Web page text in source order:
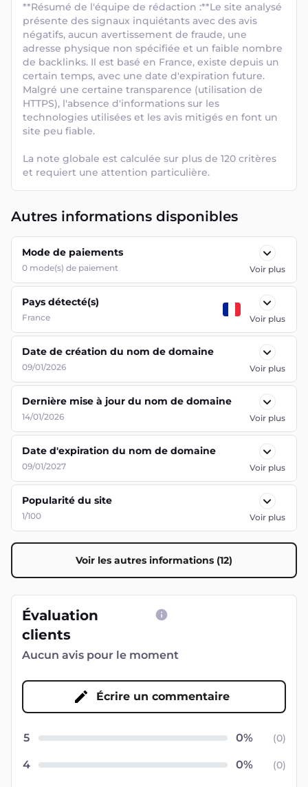
**Résumé de l'équipe de rédaction :**Le site analysé
présente des signaux inquiétants avec des avis
négatifs, aucun avertissement de fraude, une
adresse physique non spécifiée et un faible nombre
de backlinks. Il est basé en France, existe depuis un
certain temps, avec une date d'expiration future.
Malgré une certaine transparence (utilisation de
HTTPS), l'absence d'informations sur les
technologies utilisées et les avis mitigés en font un
site peu fiable.
La note globale est calculée sur plus de 120 critères
et requiert une attention particulière.
Autres informations disponibles
Mode de paiements
0 mode(s) de paiement Voir plus
Pays détecté(s)
France Voir plus
Date de création du nom de domaine
09/01/2026 Voir plus
Dernière mise à jour du nom de domaine
14/01/2026 Voir plus
Date d'expiration du nom de domaine
09/01/2027 Voir plus
Popularité du site
1/100 Voir plus
Voir les autres informations (12)
Évaluation
clients
Aucun avis pour le moment
Écrire un commentaire
5 (0)
4 (0)